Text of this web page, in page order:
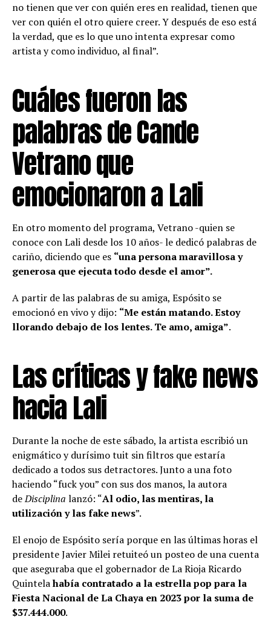
no tienen que ver con quién eres en realidad, tienen que
ver con quién el otro quiere creer. Y después de eso está
la verdad, que es lo que uno intenta expresar como
artista y como individuo, al final”.
Cuáles fueron las
palabras de Cande
Vetrano que
emocionaron a Lali
En otro momento del programa, Vetrano -quien se
conoce con Lali desde los 10 años- le dedicó palabras de
cariño, diciendo que es “una persona maravillosa y
generosa que ejecuta todo desde el amor”.
A partir de las palabras de su amiga, Espósito se
emocionó en vivo y dijo: “Me están matando. Estoy
llorando debajo de los lentes. Te amo, amiga”.
Las críticas y fake news
hacia Lali
Durante la noche de este sábado, la artista escribió un
enigmático y durísimo tuit sin filtros que estaría
dedicado a todos sus detractores. Junto a una foto
haciendo “fuck you” con sus dos manos, la autora
deDisciplina lanzó: “Al odio, las mentiras, la
utilización ylas fake news”.
El enojo de Espósito sería porque en las últimas horas el
presidente Javier Milei retuiteó un posteo de una cuenta
que aseguraba que el gobernador de La Rioja Ricardo
Quintelahabía contratado a la estrella pop para la
Fiesta Nacional de La Chaya en 2023 por la suma de
$37.444.000.